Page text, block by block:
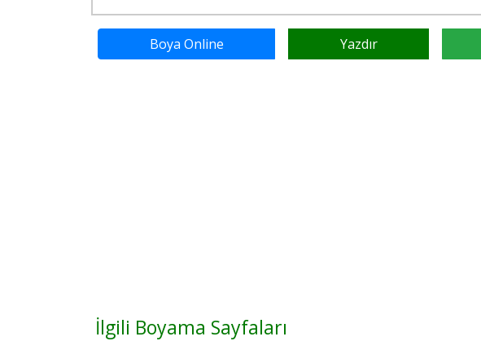
Boya Online Yazdır
İlgili Boyama Sayfaları